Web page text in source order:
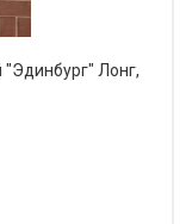
Лонг,